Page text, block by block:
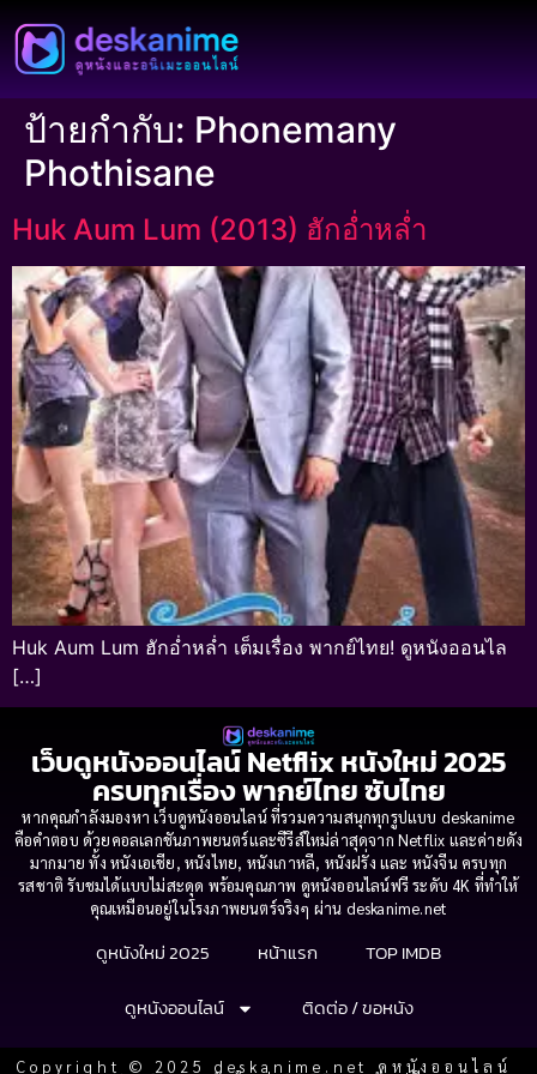
ป้ายกำกับ: Phonemany
Phothisane
Huk Aum Lum (2013) ฮักอ่ำหล่ำ
Huk Aum Lum ฮักอ่ำหล่ำ เต็มเรื่อง พากย์ไทย! ดูหนังออนไล
[…]
เว็บดูหนังออนไลน์ Netflix หนังใหม่ 2025
ครบทุกเรื่อง พากย์ไทย ซับไทย
หากคุณกำลังมองหา เว็บดูหนังออนไลน์ ที่รวมความสนุกทุกรูปแบบ deskanime
คือคำตอบ ด้วยคอลเลกชันภาพยนตร์และซีรีส์ใหม่ล่าสุดจาก Netflix และค่ายดัง
มากมาย ทั้ง หนังเอเชีย, หนังไทย, หนังเกาหลี, หนังฝรั่ง และ หนังจีน ครบทุก
รสชาติ รับชมได้แบบไม่สะดุด พร้อมคุณภาพ ดูหนังออนไลน์ฟรี ระดับ 4K ที่ทำให้
คุณเหมือนอยู่ในโรงภาพยนตร์จริงๆ ผ่าน deskanime.net
ดูหนังใหม่ 2025 หน้าแรก
TOP IMDB
ดูหนังออนไลน์
ติดต่อ / ขอหนัง
Copyright © 2025 deskanime.net ดูหนังออนไลน์